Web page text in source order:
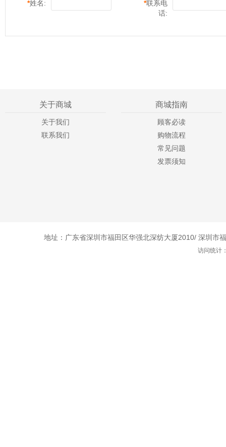
*姓名: *联系电
话:
关于商城
关于我们
联系我们
商城指南
顾客必读
购物流程
常见问题
发票须知
地址：广东省深圳市福田区华强北深纺大厦2010/ 深圳市
访问统计